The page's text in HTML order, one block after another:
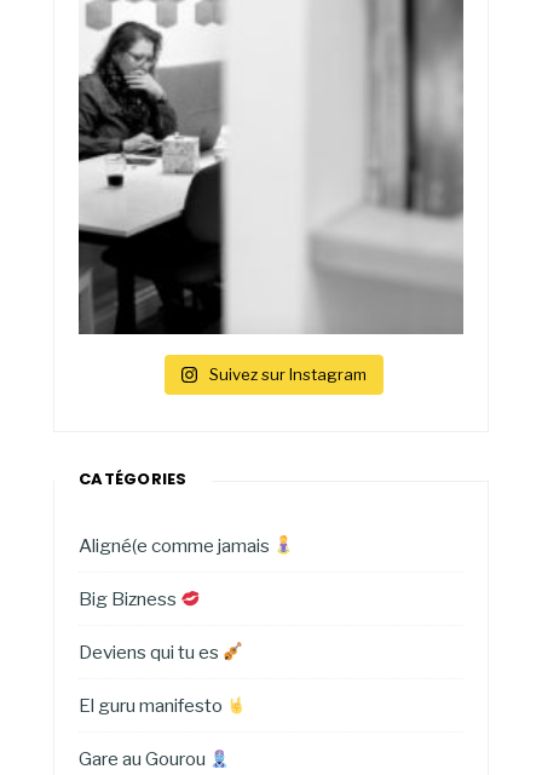
Suivez sur Instagram
CATÉGORIES
Aligné(e comme jamais
Big Bizness
Deviens qui tu es
El guru manifesto
Gare au Gourou